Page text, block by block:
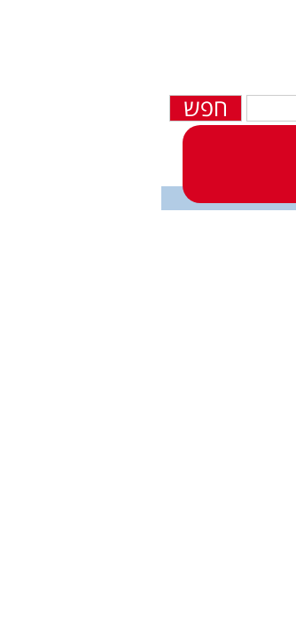
חפש